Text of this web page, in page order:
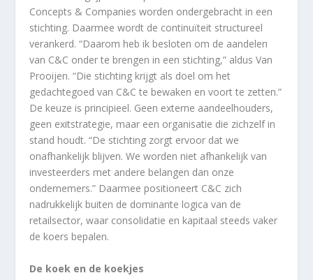
Concepts & Companies worden ondergebracht in een
stichting. Daarmee wordt de continuïteit structureel
verankerd. “Daarom heb ik besloten om de aandelen
van C&C onder te brengen in een stichting,” aldus Van
Prooijen. “Die stichting krijgt als doel om het
gedachtegoed van C&C te bewaken en voort te zetten.”
De keuze is principieel. Geen externe aandeelhouders,
geen exitstrategie, maar een organisatie die zichzelf in
stand houdt. “De stichting zorgt ervoor dat we
onafhankelijk blijven. We worden niet afhankelijk van
investeerders met andere belangen dan onze
ondernemers.” Daarmee positioneert C&C zich
nadrukkelijk buiten de dominante logica van de
retailsector, waar consolidatie en kapitaal steeds vaker
de koers bepalen.
De koek en de koekjes